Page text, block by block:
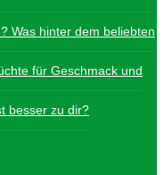
Was hinter dem beliebten
für Geschmack und
besser zu dir?